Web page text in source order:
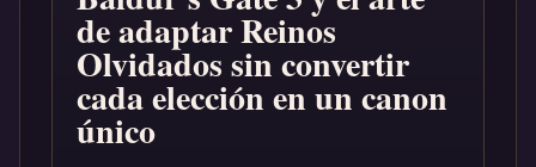
de adaptar Reinos
Olvidados sin convertir
cada elección en un canon
único